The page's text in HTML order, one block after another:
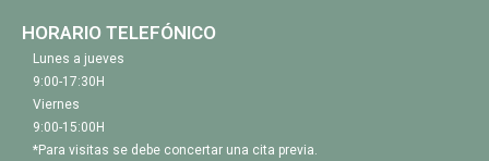
HORARIO TELEFÓNICO
Lunes a jueves
9:00-17:30H
Viernes
9:00-15:00H
*Para visitas se debe concertar una cita previa.